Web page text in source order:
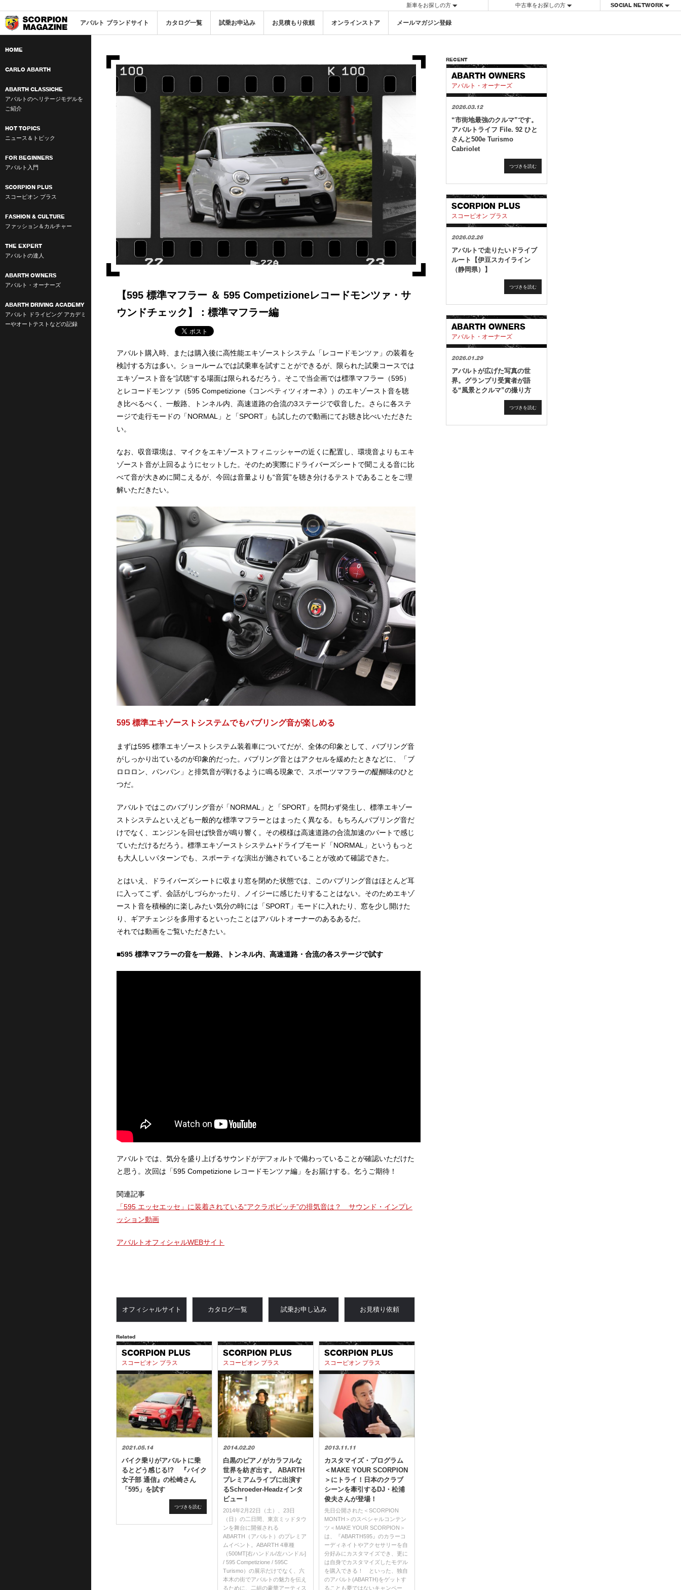
THE WORLD OF
ABARTH
新車をお探しの方 中古車をお探しの方 SOCIAL NETWORK
アバルト ブランドサイト カタログ一覧 試乗お申込み お見積もり依頼 オンラインストア メールマガジン登録
【595 標準マフラー ＆ 595 Competizioneレコードモンツァ・サ
ウンドチェック】：標準マフラー編
アバルト購入時、または購入後に高性能エキゾーストシステム「レコードモンツァ」の装着を
検討する方は多い。ショールームでは試乗車を試すことができるが、限られた試乗コースでは
エキゾースト音を“試聴”する場面は限られるだろう。そこで当企画では標準マフラー（595）
とレコードモンツァ（595 Competizione《コンペティツィオーネ》）のエキゾースト音を聴
き比べるべく、一般路、トンネル内、高速道路の合流の3ステージで収音した。さらに各ステ
ージで走行モードの「NORMAL」と「SPORT」も試したので動画にてお聴き比べいただきた
い。
なお、収音環境は、マイクをエキゾーストフィニッシャーの近くに配置し、環境音よりもエキ
ゾースト音が上回るようにセットした。そのため実際にドライバーズシートで聞こえる音に比
べて音が大きめに聞こえるが、今回は音量よりも“音質”を聴き分けるテストであることをご理
解いただきたい。
595 標準エキゾーストシステムでもバブリング音が楽しめる
まずは595 標準エキゾーストシステム装着車についてだが、全体の印象として、バブリング音
がしっかり出ているのが印象的だった。バブリング音とはアクセルを緩めたときなどに、「ブ
ロロロン、パンパン」と排気音が弾けるように鳴る現象で、スポーツマフラーの醍醐味のひと
つだ。
アバルトではこのバブリング音が「NORMAL」と「SPORT」を問わず発生し、標準エキゾー
ストシステムといえども一般的な標準マフラーとはまったく異なる。もちろんバブリング音だ
けでなく、エンジンを回せば快音が鳴り響く。その模様は高速道路の合流加速のパートで感じ
ていただけるだろう。標準エキゾーストシステム+ドライブモード「NORMAL」というもっと
も大人しいパターンでも、スポーティな演出が施されていることが改めて確認できた。
とはいえ、ドライバーズシートに収まり窓を閉めた状態では、このバブリング音はほとんど耳
に入ってこず、会話がしづらかったり、ノイジーに感じたりすることはない。そのためエキゾ
ースト音を積極的に楽しみたい気分の時には「SPORT」モードに入れたり、窓を少し開けた
り、ギアチェンジを多用するといったことはアバルトオーナーのあるあるだ。
それでは動画をご覧いただきたい。
■595 標準マフラーの音を一般路、トンネル内、高速道路・合流の各ステージで試す
アバルトでは、気分を盛り上げるサウンドがデフォルトで備わっていることが確認いただけた
と思う。次回は「595 Competizione レコードモンツァ編」をお届けする。乞うご期待！
関連記事
「595 エッセエッセ」に装着されている“アクラポビッチ”の排気音は？ サウンド・インプレ
ッション動画
アバルトオフィシャルWEBサイト
オフィシャルサイト カタログ一覧 試乗お申し込み お見積り依頼
Related
SCORPION PLUS
スコーピオン プラス
2021.05.14
バイク乗りがアバルトに乗
るとどう感じる!? 『バイク
女子部 通信』の松崎さん
「595」を試す
つづきを読む
SCORPION PLUS
スコーピオン プラス
2014.02.20
白黒のピアノがカラフルな
世界を紡ぎ出す。 ABARTH
プレミアムライブに出演す
るSchroeder-Headzインタ
ビュー！
2014年2月22日（土）、23日
（日）の二日間、東京ミッドタウ
ンを舞台に開催される
ABARTH（アバルト）のプレミア
ムイベント。ABARTH 4車種
（500MT[右ハンドル/左ハンドル]
/ 595 Competizione / 595C
Turismo）の展示だけでなく、六
本木の街でアバルトの魅力を伝え
るために、二組の豪華アーティス
SCORPION PLUS
スコーピオン プラス
2013.11.11
カスタマイズ・プログラム
＜MAKE YOUR SCORPION
＞にトライ！日本のクラブ
シーンを牽引するDJ・松浦
俊夫さんが登場！
先日公開された＜SCORPION
MONTH＞のスペシャルコンテン
ツ＜MAKE YOUR SCORPION＞
は、『ABARTH595』のカラーコ
ーディネイトやアクセサリーを自
分好みにカスタマイズでき、更に
は自身でカスタマイズしたモデル
を購入できる！ といった、独自
のアバルト(ABARTH)をゲットす
ることも夢ではないキャンペー
RECENT
ABARTH OWNERS
アバルト・オーナーズ
2026.03.12
“市街地最強のクルマ”です。
アバルトライフ File. 92 ひと
さんと500e Turismo
Cabriolet
つづきを読む
SCORPION PLUS
スコーピオン プラス
2026.02.26
アバルトで走りたいドライブ
ルート【伊豆スカイライン
（静岡県）】
つづきを読む
ABARTH OWNERS
アバルト・オーナーズ
2026.01.29
アバルトが広げた写真の世
界。グランプリ受賞者が語
る“風景とクルマ”の撮り方
つづきを読む
HOME
CARLO ABARTH
ABARTH CLASSICHE
アバルトのヘリテージモデルを
ご紹介
HOT TOPICS
ニュース＆トピック
FOR BEGINNERS
アバルト入門
SCORPION PLUS
スコーピオン プラス
FASHION & CULTURE
ファッション＆カルチャー
THE EXPERT
アバルトの達人
ABARTH OWNERS
アバルト・オーナーズ
ABARTH DRIVING ACADEMY
アバルト ドライビング アカデミ
ーやオートテストなどの記録